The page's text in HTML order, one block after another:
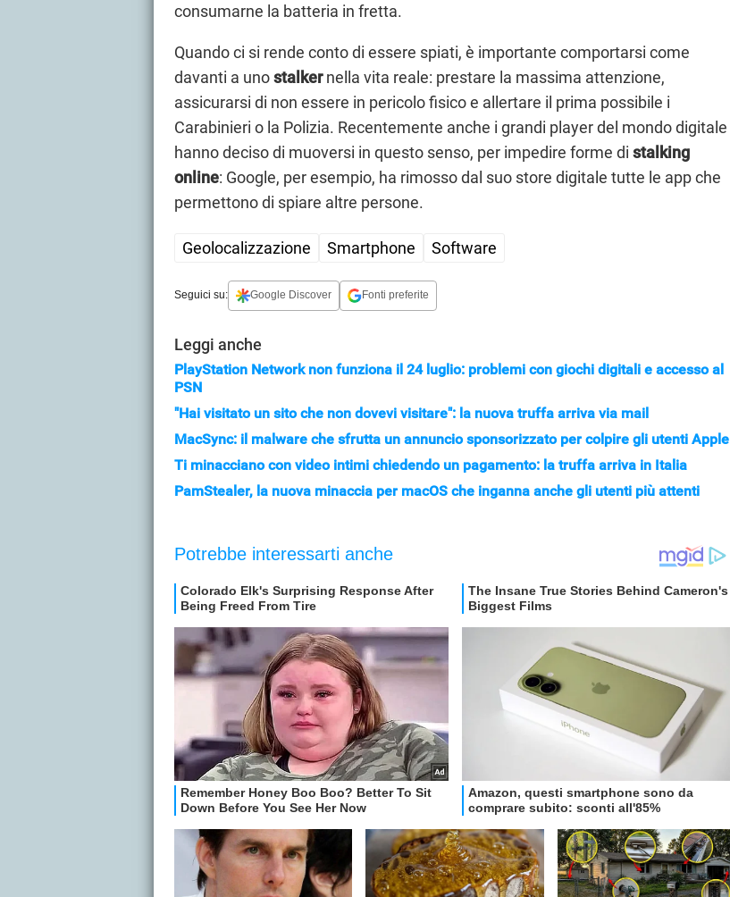
consumarne la batteria in fretta.
Quando ci si rende conto di essere spiati, è importante comportarsi come
davanti a unostalkernella vita reale: prestare la massima attenzione,
assicurarsi di non essere in pericolo fisico e allertare il prima possibile i
Carabinieri o la Polizia. Recentemente anche i grandi player del mondo digitale
hanno deciso di muoversi in questo senso, per impedire forme di stalking
online: Google, per esempio, ha rimosso dal suo store digitale tutte le app che
permettono di spiare altre persone.
Geolocalizzazione Smartphone Software
Seguici su: Google Discover Fonti preferite
Leggi anche
PlayStation Network non funziona il 24 luglio: problemi con giochi digitali e accesso al
PSN
"Hai visitato un sito che non dovevi visitare": la nuova truffa arriva via mail
MacSync: il malware che sfrutta un annuncio sponsorizzato per colpire gli utenti Apple
Ti minacciano con video intimi chiedendo un pagamento: la truffa arriva in Italia
PamStealer, la nuova minaccia per macOS che inganna anche gli utenti più attenti